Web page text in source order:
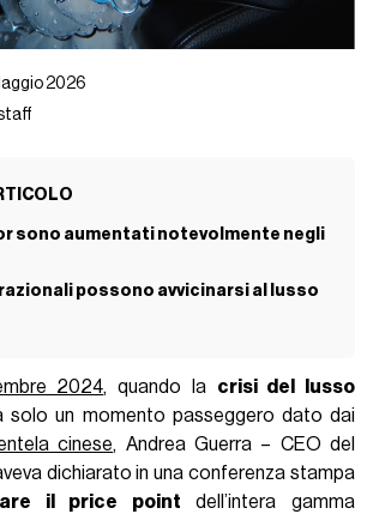
2026
sono aumentati notevolmente negli
possono avvicinarsi al lusso
2024, quando la crisi del lusso
solo un momento passeggero dato dai
cinese, Andrea Guerra – CEO del
dichiarato in una conferenza stampa
il price point dell’intera gamma